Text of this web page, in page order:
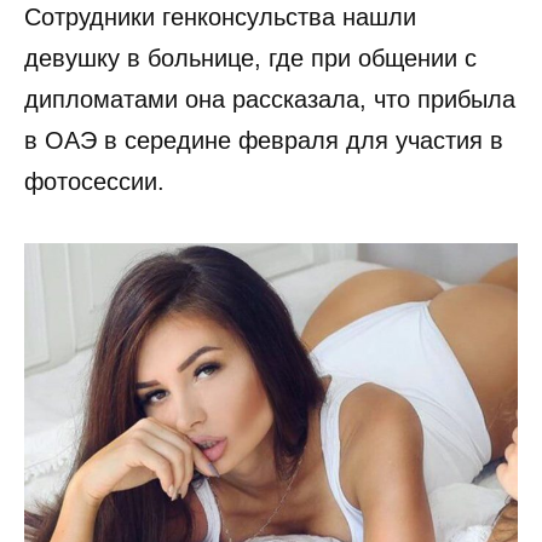
Сотрудники генконсульства нашли
девушку в больнице, где при общении с
дипломатами она рассказала, что прибыла
в ОАЭ в середине февраля для участия в
фотосессии.